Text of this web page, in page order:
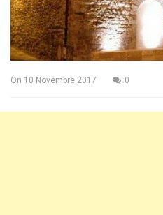
On 10 Novembre 2017 0